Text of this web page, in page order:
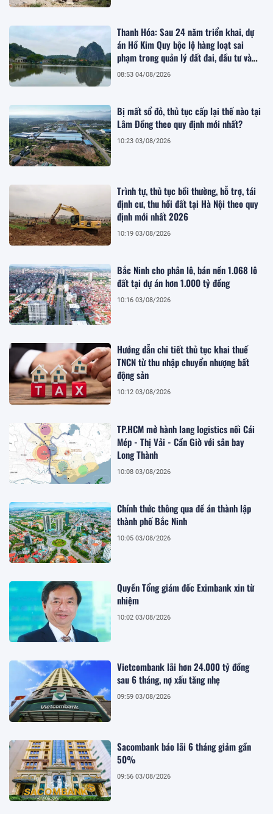
Thanh Hóa: Sau 24 năm triển khai, dự
án Hồ Kim Quy bộc lộ hàng loạt sai
phạm trong quản lý đất đai, đầu tư và
quy hoạch
08:53 04/08/2026
Bị mất sổ đỏ, thủ tục cấp lại thế nào tại
Lâm Đồng theo quy định mới nhất?
10:23 03/08/2026
Trình tự, thủ tục bồi thường, hỗ trợ, tái
định cư, thu hồi đất tại Hà Nội theo quy
định mới nhất 2026
10:19 03/08/2026
Bắc Ninh cho phân lô, bán nền 1.068 lô
đất tại dự án hơn 1.000 tỷ đồng
10:16 03/08/2026
Hướng dẫn chi tiết thủ tục khai thuế
TNCN từ thu nhập chuyển nhượng bất
động sản
10:12 03/08/2026
TP.HCM mở hành lang logistics nối Cái
Mép - Thị Vải - Cần Giờ với sân bay
Long Thành
10:08 03/08/2026
Chính thức thông qua đề án thành lập
thành phố Bắc Ninh
10:05 03/08/2026
Quyền Tổng giám đốc Eximbank xin từ
nhiệm
10:02 03/08/2026
Vietcombank lãi hơn 24.000 tỷ đồng
sau 6 tháng, nợ xấu tăng nhẹ
09:59 03/08/2026
Sacombank báo lãi 6 tháng giảm gần
50%
09:56 03/08/2026